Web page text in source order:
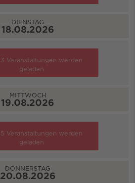
DIENSTAG
18.08.2026
3 Veranstaltungen werden
geladen
MITTWOCH
19.08.2026
5 Veranstaltungen werden
geladen
DONNERSTAG
20.08.2026